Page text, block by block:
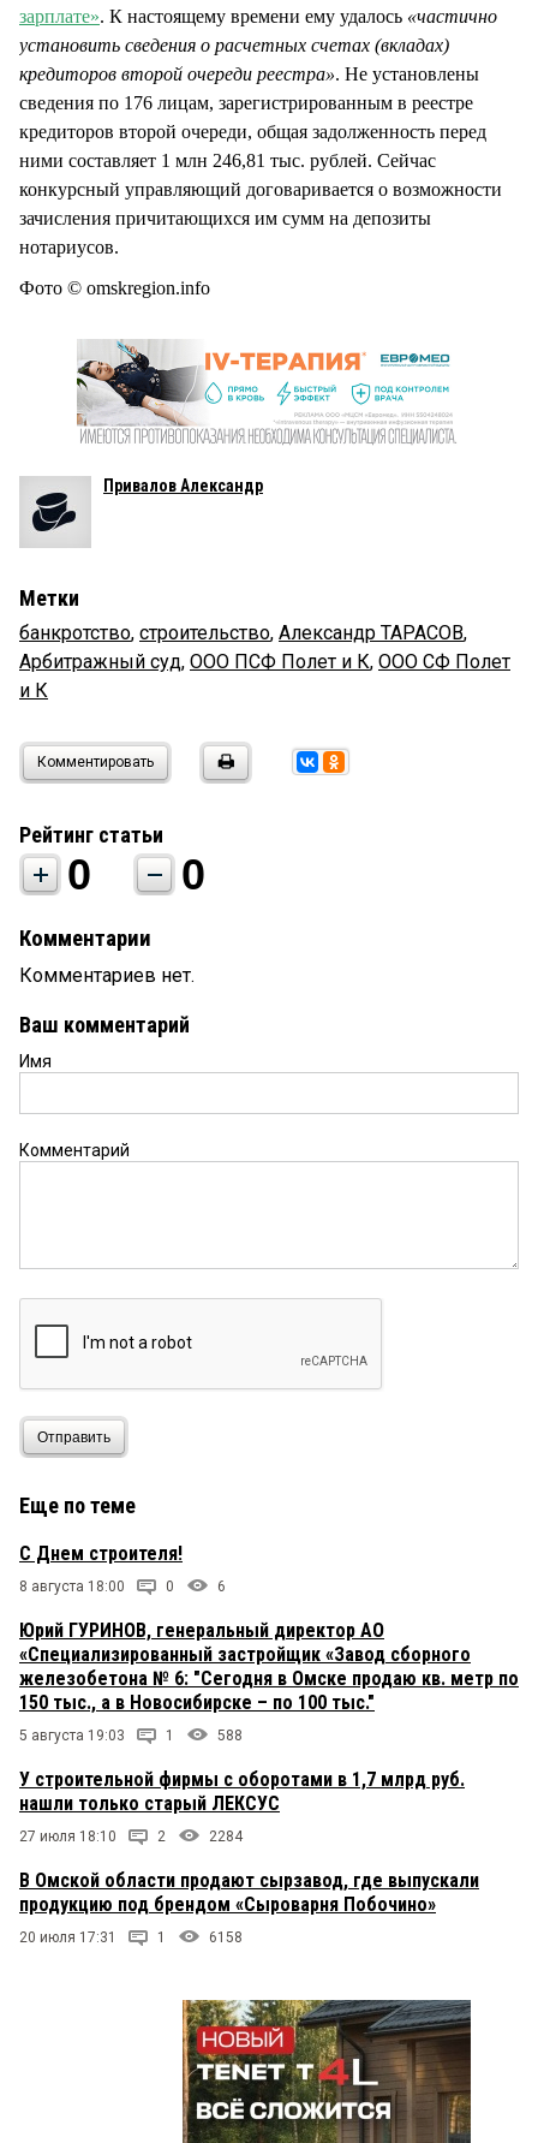
зарплате». К настоящему времени ему удалось «частично
установить сведения о расчетных счетах (вкладах)
кредиторов второй очереди реестра». Не установлены
сведения по 176 лицам, зарегистрированным в реестре
кредиторов второй очереди, общая задолженность перед
ними составляет 1 млн 246,81 тыс. рублей. Сейчас
конкурсный управляющий договаривается о возможности
зачисления причитающихся им сумм на депозиты
нотариусов.
Фото © omskregion.info
Привалов Александр
Метки
банкротство, строительство, Александр ТАРАСОВ,
Арбитражный суд, ООО ПСФ Полет и К, ООО СФ Полет
и К
Комментировать
Рейтинг статьи
0 0
Комментарии
Комментариев нет.
Ваш комментарий
Имя
Комментарий
Отправить
Еще по теме
С Днем строителя!
8 августа 18:00 0 6
Юрий ГУРИНОВ, генеральный директор АО
«Специализированный застройщик «Завод сборного
железобетона № 6: "Сегодня в Омске продаю кв. метр по
150 тыс., а в Новосибирске – по 100 тыс."
5 августа 19:03 1 588
У строительной фирмы с оборотами в 1,7 млрд руб.
нашли только старый ЛЕКСУС
27 июля 18:10 2 2284
В Омской области продают сырзавод, где выпускали
продукцию под брендом «Сыроварня Побочино»
20 июля 17:31 1 6158